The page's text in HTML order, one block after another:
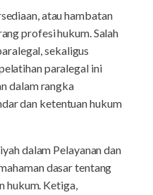
atau hambatan
profesi hukum. Salah
sekaligus
paralegal ini
dalam rangka
dan ketentuan hukum
dalam Pelayanan dan
dasar tentang
hukum. Ketiga,